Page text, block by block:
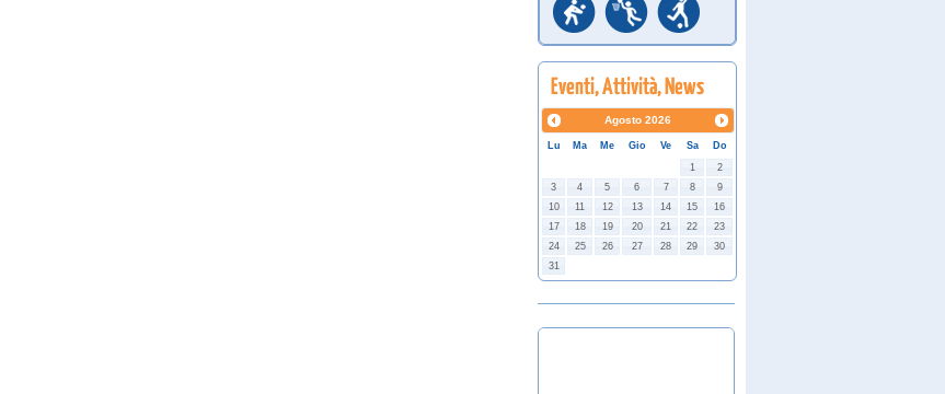
Agosto 2026
Lu Ma Me Gio Ve Sa
Do
1
2
3
4 5 6 7 8
9
10
11 12 13 14 15
16
17
18 19 20 21 22
23
24
25 26 27 28 29
30
31